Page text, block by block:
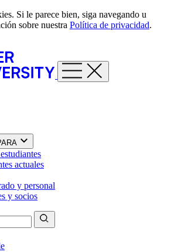
Si le parece bien, siga navegando u
sobre nuestra Política de privacidad.
actuales
y personal
y socios